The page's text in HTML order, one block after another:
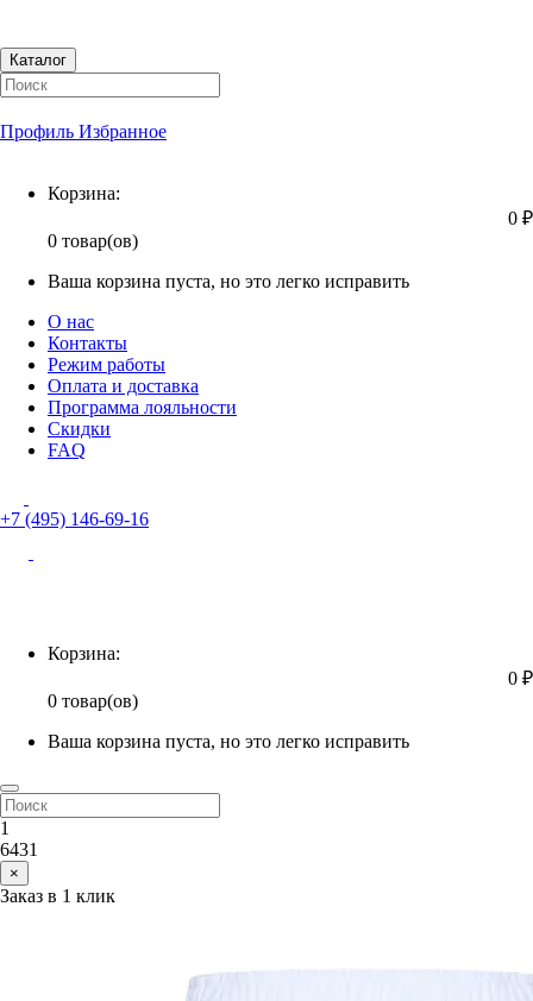
Каталог
Профиль Избранное
Корзина:
0 ₽
0 товар(ов)
Ваша корзина пуста, но это легко исправить
О нас
Контакты
Режим работы
Оплата и доставка
Программа лояльности
Скидки
FAQ
+7 (495) 146-69-16
Корзина:
0 ₽
0 товар(ов)
Ваша корзина пуста, но это легко исправить
1
6431
×
Заказ в 1 клик